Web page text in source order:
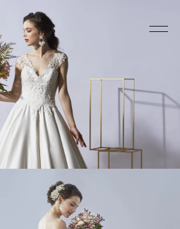
BRAND
VERA WANG HAUTE
ALL BRAND
SHOP